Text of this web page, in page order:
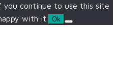
you continue to use this site
with it.
Ok